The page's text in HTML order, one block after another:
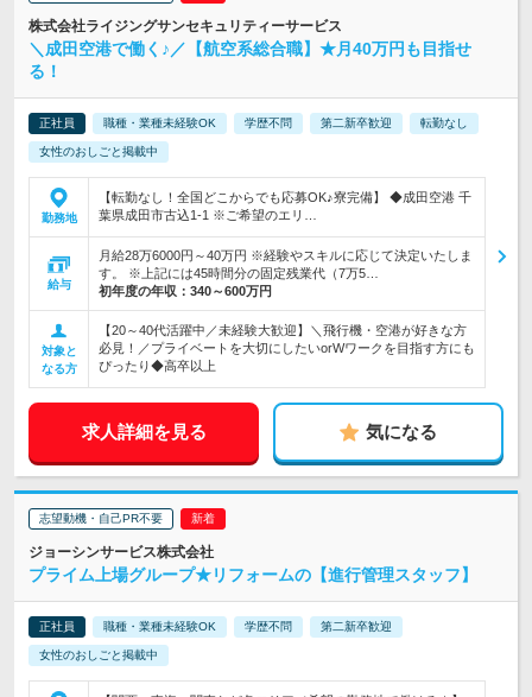
株式会社ライジングサンセキュリティーサービス
＼成田空港で働く♪／【航空系総合職】★月40万円も目指せ
る！
正社員 職種・業種未経験OK 学歴不問 第二新卒歓迎 転勤なし
女性のおしごと掲載中
勤務地
【転勤なし！全国どこからでも応募OK♪寮完備】 ◆成田空港 千
葉県成田市古込1-1 ※ご希望のエリ…
給与
月給28万6000円～40万円 ※経験やスキルに応じて決定いたしま
す。 ※上記には45時間分の固定残業代（7万5…
初年度の年収： 340～600万円
対象と
なる方
【20～40代活躍中／未経験大歓迎】＼飛行機・空港が好きな方
必見！／プライベートを大切にしたいorWワークを目指す方にも
ぴったり◆高卒以上
求人詳細を見る 気になる
志望動機・自己PR不要
ジョーシンサービス株式会社
プライム上場グループ★リフォームの【進行管理スタッフ】
正社員 職種・業種未経験OK 学歴不問 第二新卒歓迎
女性のおしごと掲載中